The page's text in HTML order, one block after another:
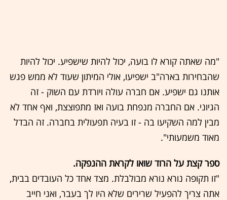
"מה שאתה קורא לו בועה, יכול להיות שישפיע. יכול להיות
שהבחירות בארה"ב ישפיעו, אולי המיתון שעוד לא ממש פגש
אותנו גם ישפיע. אם חברה עולה ויורדת עם השוק - זה
הגיוני. אם החברה מנפחת בועה ואז מתפוצצת, ואף אחד לא
מבין למה השקיעו בה - זו בעיה תפעולית בחברה. זה הבדל
מאוד משמעותי".
ספר קצת על הרוד שואו לקראת ההנפקה.
"זו תקופה נורא נורא מבולבלת. מצד אחד כל העובדים בבית,
אתה צריך להפעיל שרירים שלא היו לך בעבר, ואני חייב